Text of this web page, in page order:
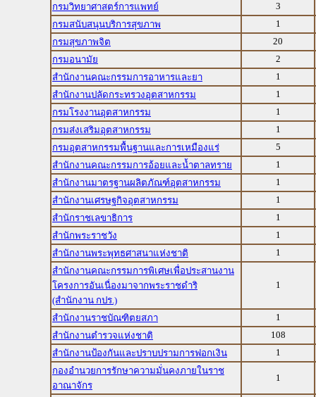
กรมวิทยาศาสตร์การแพทย์
3
กรมสนับสนุนบริการสุขภาพ
1
กรมสุขภาพจิต
20
กรมอนามัย
2
สำนักงานคณะกรรมการอาหารและยา
1
สำนักงานปลัดกระทรวงอุตสาหกรรม
1
กรมโรงงานอุตสาหกรรม
1
กรมส่งเสริมอุตสาหกรรม
1
กรมอุตสาหกรรมพื้นฐานและการเหมืองแร่
5
สำนักงานคณะกรรมการอ้อยและน้ำตาลทราย
1
สำนักงานมาตรฐานผลิตภัณฑ์อุตสาหกรรม
1
สำนักงานเศรษฐกิจอุตสาหกรรม
1
สำนักราชเลขาธิการ
1
สำนักพระราชวัง
1
สำนักงานพระพุทธศาสนาแห่งชาติ
1
สำนักงานคณะกรรมการพิเศษเพื่อประสานงาน
โครงการอันเนื่องมาจากพระราชดำริ
(สำนักงาน กปร.)
1
สำนักงานราชบัณฑิตยสภา
1
สำนักงานตำรวจแห่งชาติ
108
สำนักงานป้องกันและปราบปรามการฟอกเงิน
1
กองอำนวยการรักษาความมั่นคงภายในราช
อาณาจักร
1